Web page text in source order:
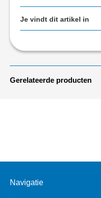
Je vindt dit artikel in
Gerelateerde producten
Navigatie